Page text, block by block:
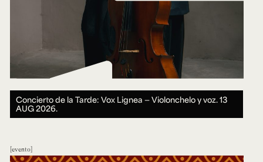
Concierto de la Tarde: Vox Lignea — Violonchelo y voz.13
AUG 2026.
evento